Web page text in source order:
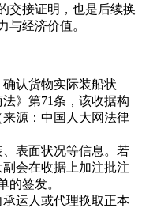
交接证明，也是后续换
与经济价值。
认货物实际装船状
》第71条，该收据构
源：中国人大网法律
表面状况等信息。若
会在收据上加注批注
的签发。
运人或代理换取正本